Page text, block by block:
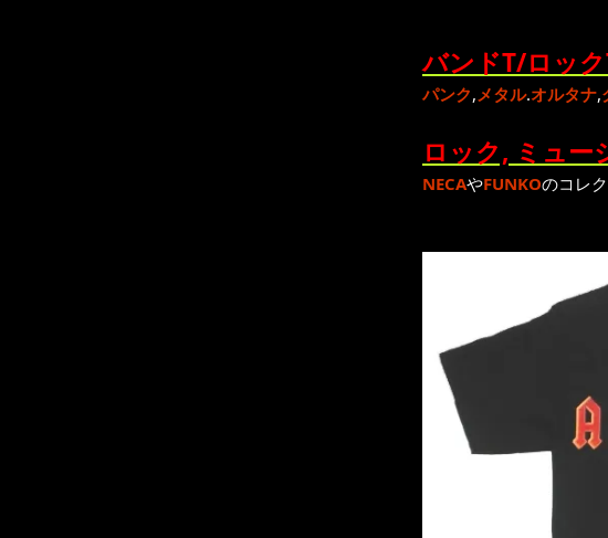
バンドT/ロッ
パンク,メタル.オルタナ,
ロック, ミュー
NECAやFUNKOのコレ